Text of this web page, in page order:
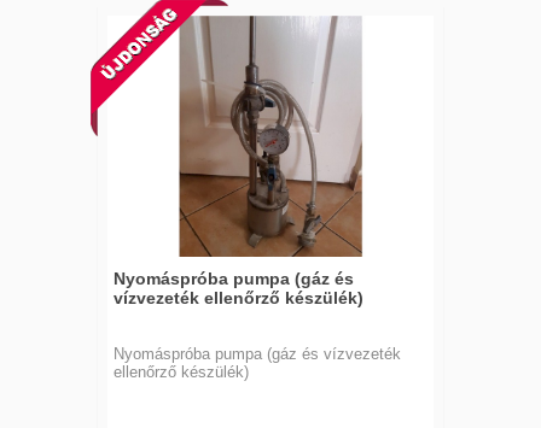
Nyomáspróba pumpa (gáz és
vízvezeték ellenőrző készülék)
Nyomáspróba pumpa (gáz és vízvezeték
ellenőrző készülék)